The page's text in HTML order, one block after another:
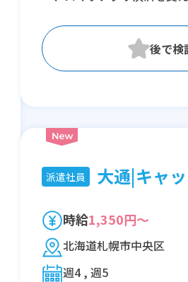
派遣社員 大通|キャ
時給1,350円～
北海道札幌市中央区
週4 , 週5